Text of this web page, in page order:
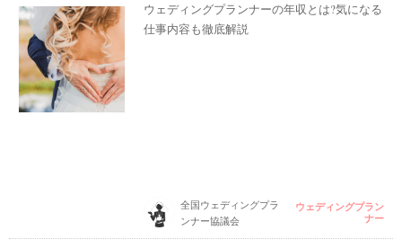
ウェディングプランナーの年収とは?気になる
仕事内容も徹底解説
全国ウェディングプラ
ンナー協議会
ウェディングプラン
ナー